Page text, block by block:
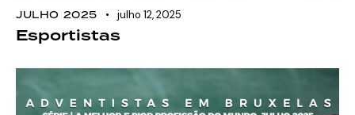
JULHO 2025 julho 12, 2025
Esportistas